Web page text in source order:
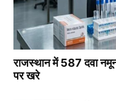
राजस्थान में 587 दवा
पर खरे